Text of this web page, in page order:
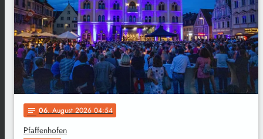
notes 06. August 2026 04:54
Pfaffenhofen